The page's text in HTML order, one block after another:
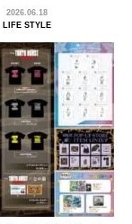
2026.06.18
LIFE STYLE